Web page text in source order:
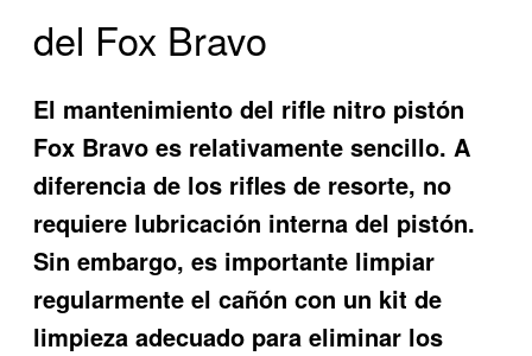
del Fox Bravo
El mantenimiento del rifle nitro pistón
Fox Bravo es relativamente sencillo. A
diferencia de los rifles de resorte, no
requiere lubricación interna del pistón.
Sin embargo, es importante limpiar
regularmente el cañón con un kit de
limpieza adecuado para eliminar los